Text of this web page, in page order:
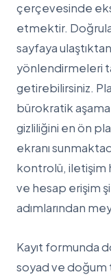
çerçevesinde
etmektir.
sayfaya
yönlendirmeleri
getirebilirsiniz.
bürokratik
gizliliğini en ön
ekranı
kontrolü, iletişim
ve hesap erişim
adımlarından
Kayıt formunda
soyad ve doğum